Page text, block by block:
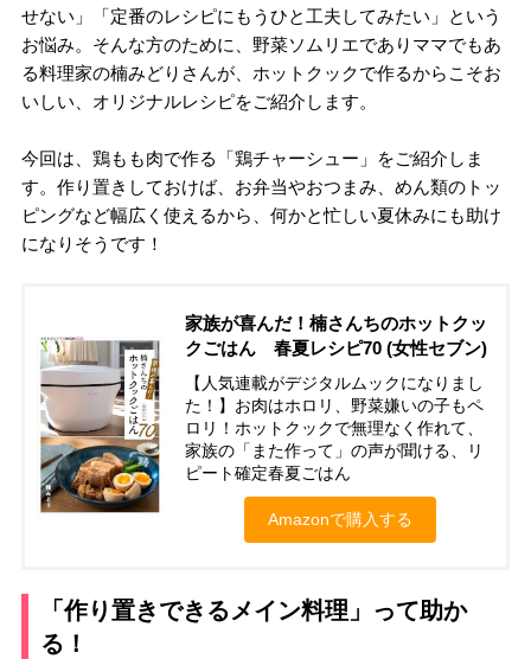
せない」「定番のレシピにもうひと工夫してみたい」という
お悩み。そんな方のために、野菜ソムリエでありママでもあ
る料理家の楠みどりさんが、ホットクックで作るからこそお
いしい、オリジナルレシピをご紹介します。
今回は、鶏もも肉で作る「鶏チャーシュー」をご紹介しま
す。作り置きしておけば、お弁当やおつまみ、めん類のトッ
ピングなど幅広く使えるから、何かと忙しい夏休みにも助け
になりそうです！
家族が喜んだ！楠さんちのホットクッ
クごはん 春夏レシピ70 (女性セブン)
【人気連載がデジタルムックになりまし
た！】お肉はホロリ、野菜嫌いの子もペ
ロリ！ホットクックで無理なく作れて、
家族の「また作って」の声が聞ける、リ
ピート確定春夏ごはん
Amazonで購入する
「作り置きできるメイン料理」って助か
る！